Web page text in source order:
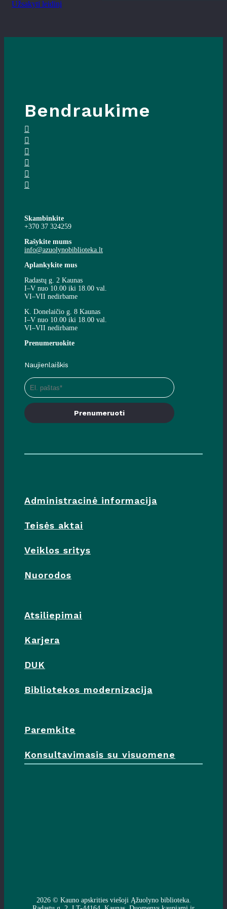
Užsakyti leidinį
Bendraukime
Skambinkite
+370 37 324259
Rašykite mums
info@azuolynobiblioteka.lt
Aplankykite mus
Radastų g. 2 Kaunas
I–V nuo 10.00 iki 18.00 val.
VI–VII nedirbame
K. Donelaičio g. 8 Kaunas
I–V nuo 10.00 iki 18.00 val.
VI–VII nedirbame
Prenumeruokite
Naujienlaiškis
Prenumeruoti
Administracinė informacija
Teisės aktai
Veiklos sritys
Nuorodos
Atsiliepimai
Karjera
DUK
Bibliotekos modernizacija
Paremkite
Konsultavimasis su visuomene
2026 © Kauno apskrities viešoji Ąžuolyno biblioteka.